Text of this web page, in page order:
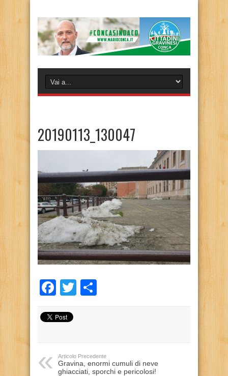
20190113_130047
Facebook
Twitter
Articolo Precedente
Gravina, enormi cumuli di neve
ghiacciati, sporchi e pericolosi!